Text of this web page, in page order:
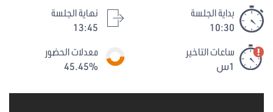
بداية الجلسة
10:30
نهاية الجلسة
13:45
ساعات التاخير
1س
معدلات الحضور
45.45%